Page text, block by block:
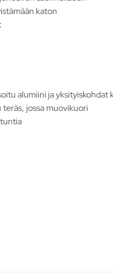
katon
alumiini ja yksityiskohdat
jossa muovikuori